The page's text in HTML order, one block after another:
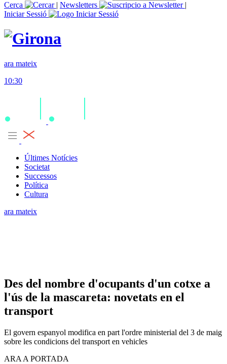
Cerca
| Newsletters
|
Iniciar Sessió
ara mateix
10:30
Últimes Notícies
Societat
Successos
Política
Cultura
ara mateix
Des del nombre d'ocupants d'un cotxe a
l'ús de la mascareta: novetats en el
transport
El govern espanyol modifica en part l'ordre ministerial del 3 de maig
sobre les condicions del transport en vehicles
ARA A PORTADA